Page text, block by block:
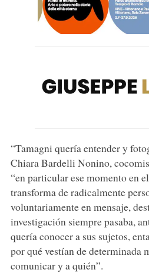
“Tamagni quería entender y
Chiara Bardelli Nonino,
“en particular ese momento en
transforma de radicalmente
voluntariamente en mensaje,
investigación siempre pasaba,
quería conocer a sus sujetos,
por qué vestían de determinada
comunicar y a quién”.